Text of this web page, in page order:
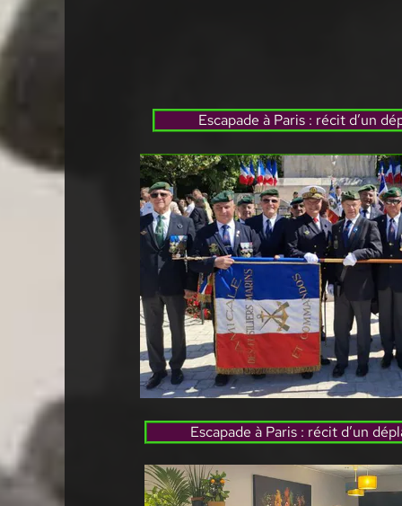
Escapade à Paris : récit d’un
Escapade à Paris : récit d’un